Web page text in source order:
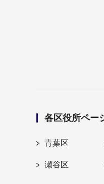
各区役所ペー
青葉区
瀬谷区